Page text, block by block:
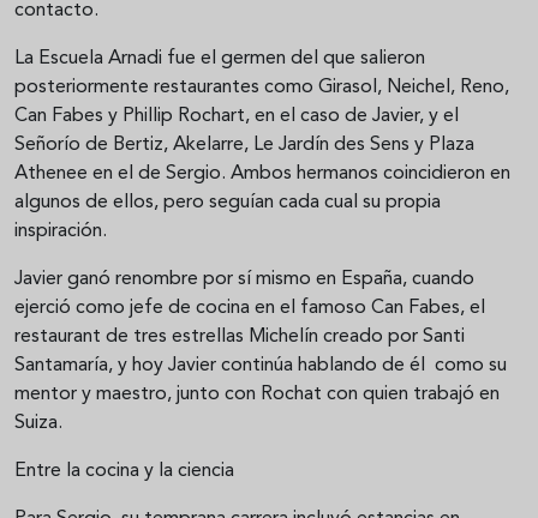
contacto.
La Escuela Arnadi fue el germen del que salieron
posteriormente restaurantes como Girasol, Neichel, Reno,
Can Fabes y Phillip Rochart, en el caso de Javier, y el
Señorío de Bertiz, Akelarre, Le Jardín des Sens y Plaza
Athenee en el de Sergio. Ambos hermanos coincidieron en
algunos de ellos, pero seguían cada cual su propia
inspiración.
Javier ganó renombre por sí mismo en España, cuando
ejerció como jefe de cocina en el famoso Can Fabes, el
restaurant de tres estrellas Michelín creado por Santi
Santamaría, y hoy Javier continúa hablando de él como su
mentor y maestro, junto con Rochat con quien trabajó en
Suiza.
Entre la cocina y la ciencia